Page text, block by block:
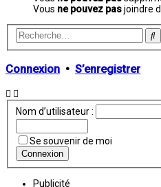
Vous ne pouvez pasjoindre
Connexion • S’enregistrer
Nom d’utilisateur :
Se souvenir de moi
Publicité